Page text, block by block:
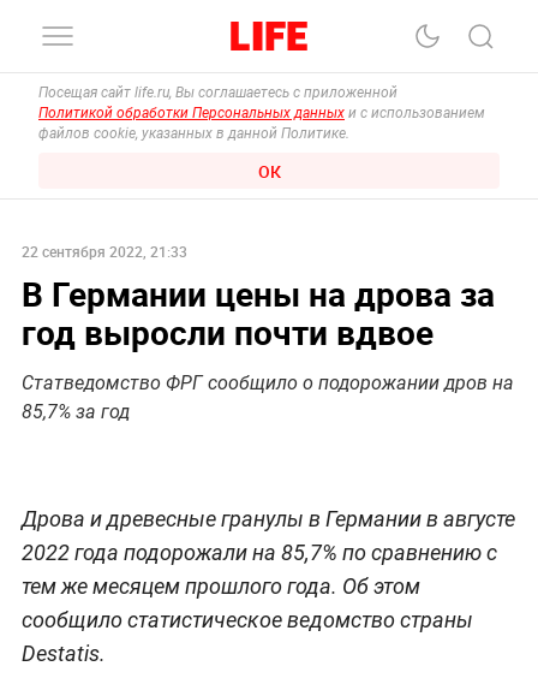
Посещая сайт life.ru, Вы соглашаетесь с приложенной
Политикой обработки Персональных данных и с использованием
файлов cookie, указанных в данной Политике.
ОК
22 сентября 2022, 21:33
В Германии цены на дрова за
год выросли почти вдвое
Статведомство ФРГ сообщило о подорожании дров на
85,7% за год
Дрова и древесные гранулы в Германии в августе
2022 года подорожали на 85,7% по сравнению с
тем же месяцем прошлого года. Об этом
сообщило статистическое ведомство страны
Destatis.